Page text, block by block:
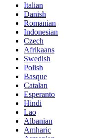
Italian
Danish
Romanian
Indonesian
Czech
Afrikaans
Swedish
Polish
Basque
Catalan
Esperanto
Hindi
Lao
Albanian
Amharic